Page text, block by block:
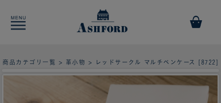
商品カテゴリ一覧 > 革小物 > レッドサークル マルチペンケース [8722]